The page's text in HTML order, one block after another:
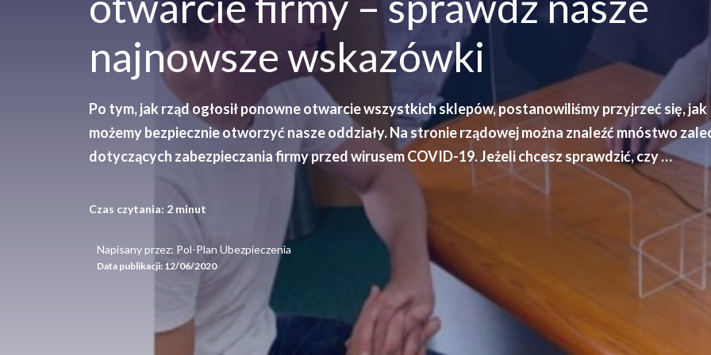
najnowsze wskazówki
Po tym, jak rząd ogłosił ponowne otwarcie wszystkich sklepów, postanowiliśmy przyjrzeć się, jak
możemy bezpiecznie otworzyć nasze oddziały. Na stronie rządowej można znaleźć mnóstwo
dotyczących zabezpieczania firmy przed wirusem COVID-19. Jeżeli chcesz sprawdzić, czy …
Czas czytania: 2 minut
Napisany przez: Pol-Plan Ubezpieczenia
Data publikacji: 12/06/2020